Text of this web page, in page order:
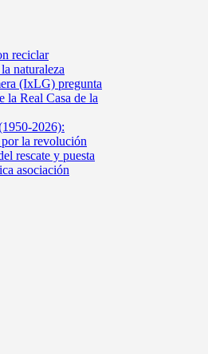
reciclar
naturaleza
(IxLG) pregunta
la Real Casa de la
2026):
la revolución
rescate y puesta
asociación